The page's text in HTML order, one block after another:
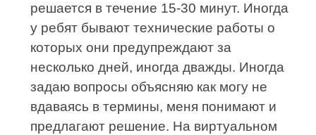
решается в течение 15-30 минут. Иногда
у ребят бывают технические работы о
которых они предупреждают за
несколько дней, иногда дважды. Иногда
задаю вопросы объясняю как могу не
вдаваясь в термины, меня понимают и
предлагают решение. На виртуальном